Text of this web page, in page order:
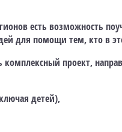
есть возможность
для помощи тем, кто в
комплексный проект,
детей),